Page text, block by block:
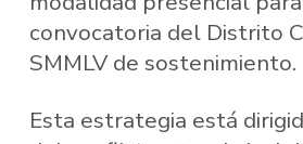
convocatoria del Distrito
SMMLV de sostenimiento.
Esta estrategia está